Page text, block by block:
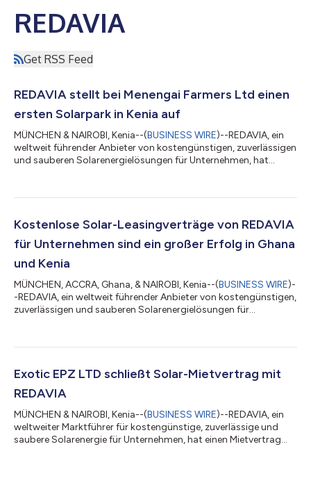
REDAVIA
Get RSS Feed
REDAVIA stellt bei Menengai Farmers Ltd einen
ersten Solarpark in Kenia auf
MÜNCHEN & NAIROBI, Kenia--(BUSINESS WIRE)--REDAVIA, ein
weltweit führender Anbieter von kostengünstigen, zuverlässigen
und sauberen Solarenergielösungen für Unternehmen, hat
Betriebs hat Menengai Farmers Ltd erfolgreich Tee ohne großen
jedoch die Wetterbedingungen in Tigoni und erforderten die
Kostenlose Solar-Leasingverträge von REDAVIA
für Unternehmen sind ein großer Erfolg in Ghana
und Kenia
MÜNCHEN, ACCRA, Ghana, & NAIROBI, Kenia--(BUSINESS WIRE)-
-REDAVIA, ein weltweit führender Anbieter von kostengünstigen,
zuverlässigen und sauberen Solarenergielösungen für
Unternehmen für sechs Monate kostenlose Solarenergie zur
Siginon Aviation ist ein Bodenabfertigungsunternehmen mit
Exotic EPZ LTD schließt Solar-Mietvertrag mit
REDAVIA
MÜNCHEN & NAIROBI, Kenia--(BUSINESS WIRE)--REDAVIA, ein
weltweiter Marktführer für kostengünstige, zuverlässige und
saubere Solarenergie für Unternehmen, hat einen Mietvertrag